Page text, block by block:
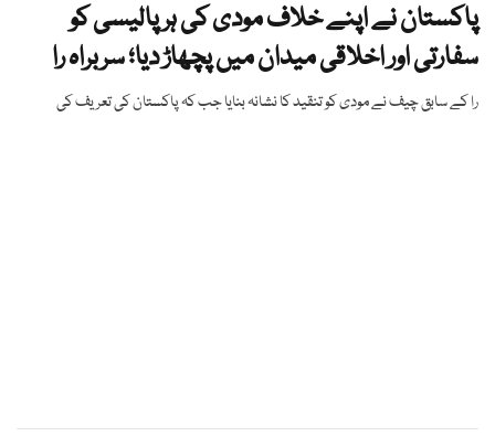
پاکستان نے اپنے خلاف مودی کی ہر پالیسی کو
سفارتی اور اخلاقی میدان میں پچھاڑ دیا؛ سربراہ را
را کے سابق چیف نے مودی کو تنقید کا نشانہ بنایا جب کہ پاکستان کی تعریف کی